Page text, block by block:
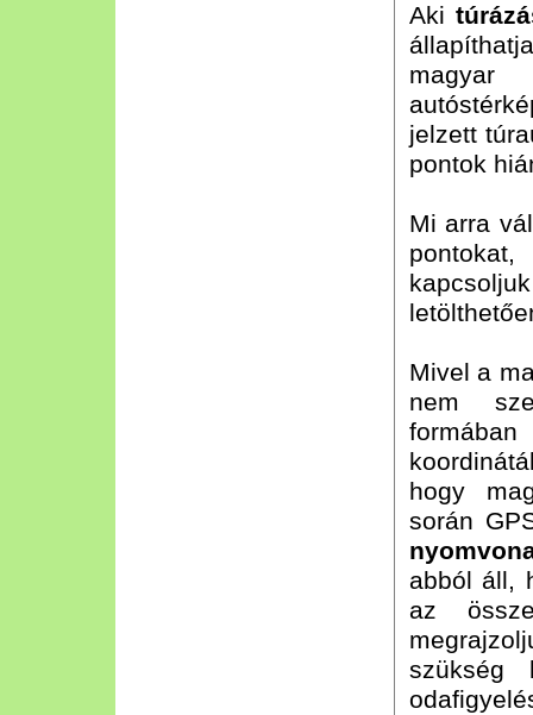
Aki
magyar
jelzett
pontok
Mi arra
Mivel a
nem
hogy
során
abból áll,
az
szükség